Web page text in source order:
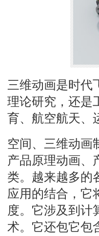
三维动画是时代
理论研究，还是
育、航空航天、
空间、三维动画
产品原理动画、
类。越来越多的
应用的结合，它
度。它涉及到计
术。它还包它包